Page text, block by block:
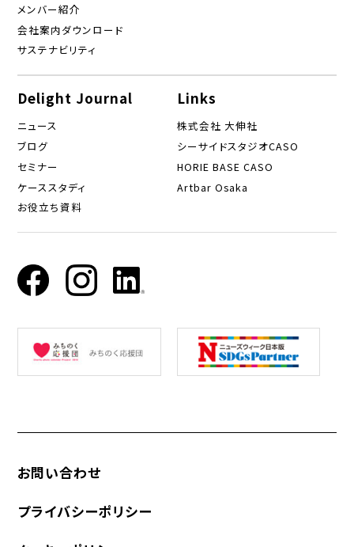
メンバー紹介
会社案内ダウンロード
サステナビリティ
Delight Journal
ニュース
ブログ
セミナー
ケーススタディ
お役立ち資料
Links
株式会社 大伸社
シーサイドスタジオCASO
HORIE BASE CASO
Artbar Osaka
お問い合わせ
プライバシーポリシー